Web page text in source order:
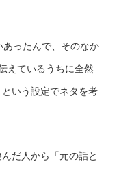
ったんで、そのなか
えているうちに全然
いう設定でネタを考
だ人から「元の話と